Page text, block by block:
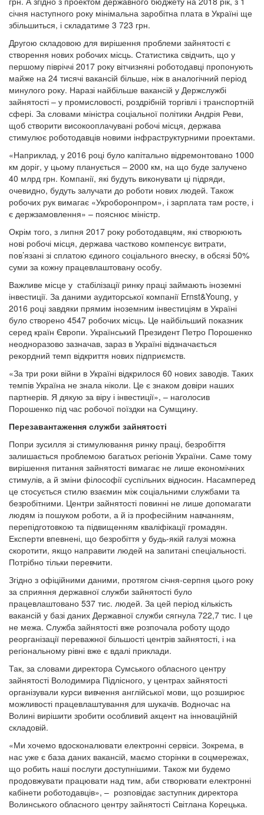
січня наступного року мінімальна заробітна плата в Україні ще
збільшиться, і складатиме 3 723 грн.
Другою складовою для вирішення проблеми зайнятості є
створення нових робочих місць. Статистика свідчить, що у
першому півріччі 2017 року вітчизняні роботодавці пропонують
майже на 24 тисячі вакансій більше, ніж в аналогічний період
минулого року. Наразі найбільше вакансій у Держслужбі
зайнятості – у промисловості, роздрібній торгівлі і транспортній
сфері. За словами міністра соціальної політики Андрія Реви,
щоб створити високооплачувані робочі місця, держава
стимулює роботодавців новими інфраструктурними проектами.
«Наприклад, у 2016 році було капітально відремонтовано 1000
км доріг, у цьому планується – 2000 км, на що буде залучено
40 млрд грн. Компанії, які будуть виконувати ці підряди,
очевидно, будуть залучати до роботи нових людей. Також
робочих рук вимагає «Укроборонпром», і зарплата там росте, і
є держзамовлення» – пояснює міністр.
Окрім того, з липня 2017 року роботодавцям, які створюють
нові робочі місця, держава частково компенсує витрати,
пов’язані зі сплатою єдиного соціального внеску, в обсязі 50%
суми за кожну працевлаштовану особу.
Важливе місце у стабілізації ринку праці займають іноземні
інвестиції. За даними аудиторської компанії Ernst&Young, у
2016 році завдяки прямим іноземним інвестиціям в Україні
було створено 4547 робочих місць. Це найбільший показник
серед країн Європи. Український Президент Петро Порошенко
неодноразово зазначав, зараз в Україні відзначається
рекордний темп відкриття нових підприємств.
«За три роки війни в Україні відкрилося 60 нових заводів. Таких
темпів Україна не знала ніколи. Це є знаком довіри наших
партнерів. Я дякую за віру і інвестиції», – наголосив
Порошенко під час робочої поїздки на Сумщину.
Перезавантаження служби зайнятості
Попри зусилля зі стимулювання ринку праці, безробіття
залишається проблемою багатьох регіонів України. Саме тому
вирішення питання зайнятості вимагає не лише економічних
стимулів, а й зміни філософії суспільних відносин. Насамперед
це стосується стилю взаємин між соціальними службами та
безробітними. Центри зайнятості повинні не лише допомагати
людям із пошуком роботи, а й із професійним навчанням,
перепідготовкою та підвищенням кваліфікації громадян.
Експерти впевнені, що безробіття у будь-якій галузі можна
скоротити, якщо направити людей на запитані спеціальності.
Потрібно тільки перевчити.
Згідно з офіційними даними, протягом січня-серпня цього року
за сприяння державної служби зайнятості було
працевлаштовано 537 тис. людей. За цей період кількість
вакансій у базі даних Державної служби сягнула 722,7 тис. І це
не межа. Служба зайнятості вже розпочала роботу щодо
реорганізації переважної більшості центрів зайнятості, і на
регіональному рівні вже є вдалі приклади.
Так, за словами директора Сумського обласного центру
зайнятості Володимира Підлісного, у центрах зайнятості
організували курси вивчення англійської мови, що розширює
можливості працевлаштування для шукачів. Водночас на
Волині вирішити зробити особливий акцент на інноваційній
складовій.
«Ми хочемо вдосконалювати електронні сервіси. Зокрема, в
нас уже є база даних вакансій, маємо сторінки в соцмережах,
що робить наші послуги доступнішими. Також ми будемо
продовжувати працювати над тим, аби створювати електронні
кабінети роботодавців», – розповідає заступник директора
Волинського обласного центру зайнятості Світлана Корецька.